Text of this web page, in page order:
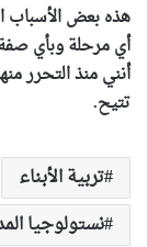
هذه بعض الأسباب
أي مرحلة وبأي
أنني منذ التحرر
تتيح.
تربية الأبناء
نستولوجيا